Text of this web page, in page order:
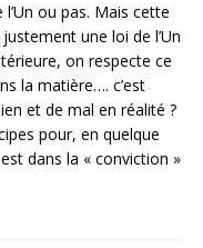
ou pas. Mais cette
une loi de l’Un
on respecte ce
la matière…. c’est
et de mal en réalité ?
pour, en quelque
dans la « conviction »